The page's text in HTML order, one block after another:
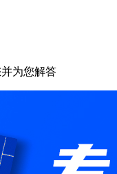
为您解答